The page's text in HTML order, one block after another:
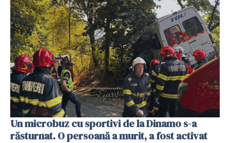
Un microbuz cu sportivi de la Dinamo s-a
răsturnat. O persoană a murit, a fost activat